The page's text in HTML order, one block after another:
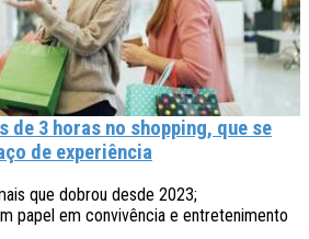
de 3 horas no shopping, que se
de experiência
que dobrou desde 2023;
papel em convivência e entretenimento